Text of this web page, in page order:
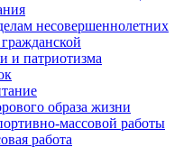
несовершеннолетних
и патриотизма
образа жизни
массовой работы
работа